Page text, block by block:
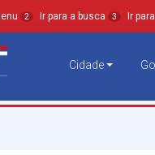
2 Ir para a busca 3 Ir
Cidade